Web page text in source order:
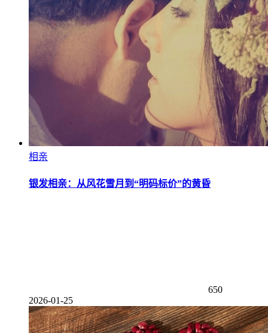
相亲
银发相亲：从风花雪月到“明码标价”的黄昏
650
2026-01-25